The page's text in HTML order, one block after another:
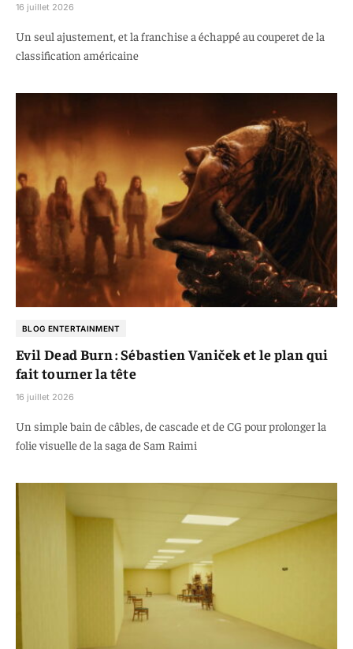
16 juillet 2026
Un seul ajustement, et la franchise a échappé au couperet de la
classification américaine
BLOG ENTERTAINMENT
Evil Dead Burn : Sébastien Vaniček et le plan qui
fait tourner la tête
16 juillet 2026
Un simple bain de câbles, de cascade et de CG pour prolonger la
folie visuelle de la saga de Sam Raimi